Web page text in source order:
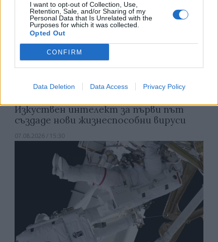
I want to opt-out of Collection, Use,
Retention, Sale, and/or Sharing of my
Personal Data that Is Unrelated with the
Purposes for which it was collected.
Opted Out
CONFIRM
Data Deletion Data Access Privacy Policy
Изкуствен интелект за първи път
създаде нови жизнеспособни вируси
07.08.2026 / 15:30